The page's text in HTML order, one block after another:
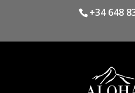
+34 648